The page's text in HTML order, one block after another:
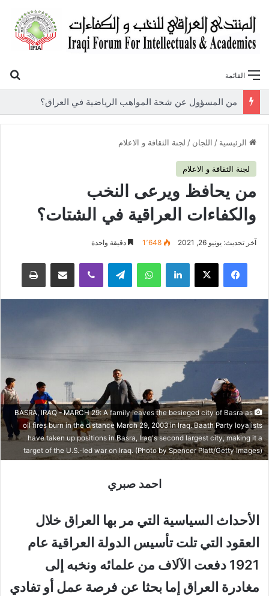
القائمة
الرئيسية / اللجان / لجنة الثقافة و الاعلام
لجنة الثقافة و الاعلام
من يحافظ ويرعى النخب
والكفاءات العراقية في الشتات؟
آخر تحديث: يونيو 26, 2021 1٬648 دقيقة واحدة
فيسبوك لينكدإن واتساب
BASRA, IRAQ - MARCH 29: A family leaves the besieged city of Basra as
oil fires burn in the distance March 29, 2003 in Iraq. Baath Party loyalists
have taken up positions in Basra, Iraq's second largest city, making it a
target of the U.S.-led war on Iraq. (Photo by Spencer Platt/Getty Images)
احمد صبري
الأحداث السياسية التي مر بها العراق خلال
العقود التي تلت تأسيس الدولة العراقية عام
1921 دفعت الآلاف من علمائه ونخبه إلى
مغادرة العراق إما بحثا عن فرصة عمل أو تفادي